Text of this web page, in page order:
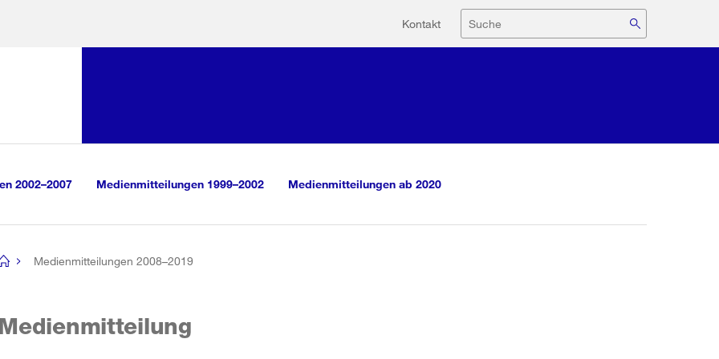
Hilfsnavigation
Kontakt Suche
2002–2007 Medienmitteilungen 1999–2002 Medienmitteilungen ab 2020
Medienmitteilungen 2008–2019